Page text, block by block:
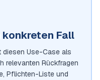
Fall
diesen Use-Case als
relevanten Rückfragen
Pflichten-Liste und